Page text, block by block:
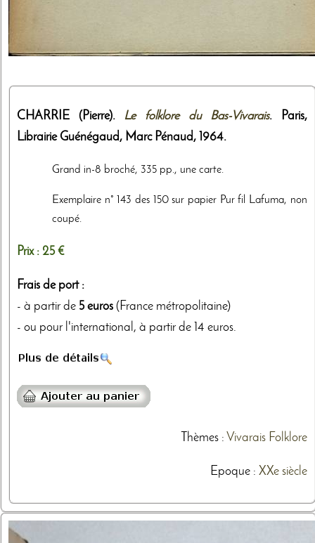
CHARRIE (Pierre). Le folklore du Bas-Vivarais. Paris,
Librairie Guénégaud, Marc Pénaud, 1964.
Grand in-8 broché, 335 pp., une carte.
Exemplaire n° 143 des 150 sur papier Pur fil Lafuma, non
coupé.
Prix : 25 €
Frais de port :
- à partir de 5 euros (France métropolitaine)
- ou pour l'international, à partir de 14 euros.
Thèmes: Vivarais Folklore
Epoque : XXe siècle